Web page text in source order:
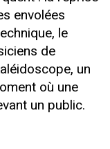
envolées
le
de
un
où une
un public.